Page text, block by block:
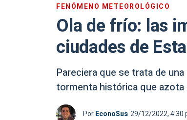
FENÓMENO METEOROLÓGICO
Ola de frío: las
ciudades de
Pareciera que se trata de
tormenta histórica que azota
PorEconoSus 29/12/2022, 4:30